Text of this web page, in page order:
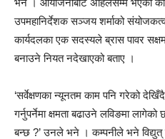
भने । आयोजनाबाट अहिलेसम्म भएको
उपमहानिर्देशक सञ्जय शर्माको
कार्यदलका एक सदस्यले ब्रास पावर
बनाउने नियत नदेखाएको बताए ।
‘सर्वेक्षणका न्यूनतम काम पनि गरेको
गर्नुपर्नेमा क्षमता बढाउने लविङमा
बन्छ ?’ उनले भने । कम्पनीले भने विद्युत्